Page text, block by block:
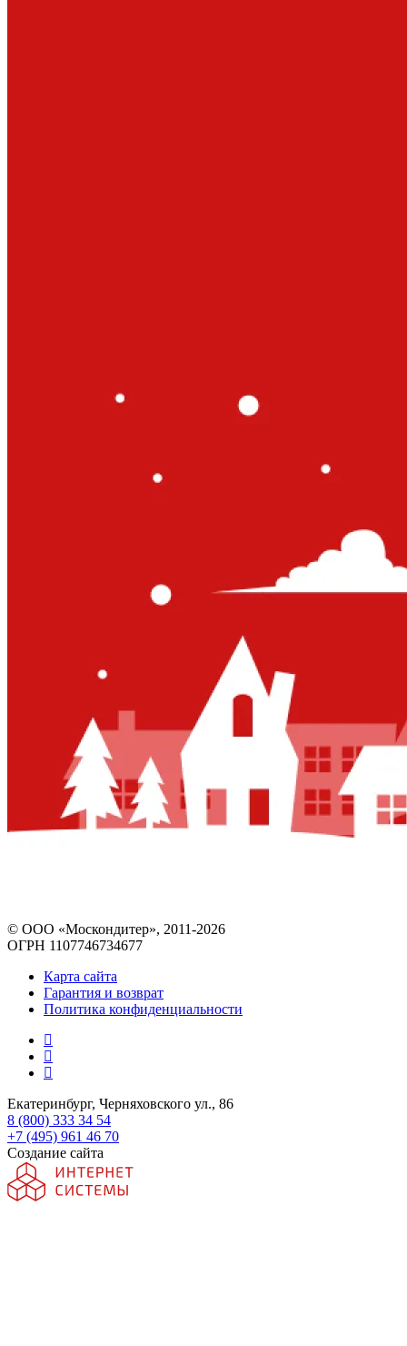
© ООО «Москондитер», 2011-2026
ОГРН 1107746734677
Карта сайта
Гарантия и возврат
Политика конфиденциальности
Екатеринбург, Черняховского ул., 86
8 (800) 333 34 54
+7 (495) 961 46 70
Создание сайта